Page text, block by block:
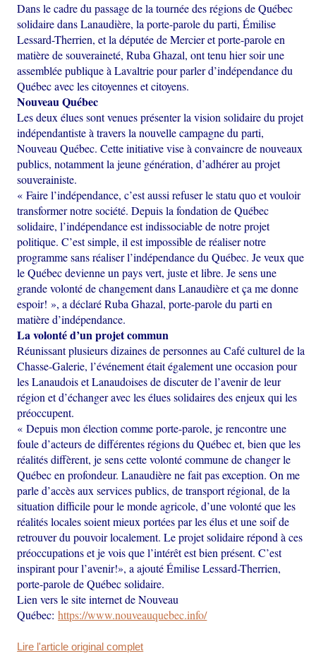
Dans le cadre du passage de la tournée des régions de Québec
solidaire dans Lanaudière, la porte-parole du parti, Émilise
Lessard-Therrien, et la députée de Mercier et porte-parole en
matière de souveraineté, Ruba Ghazal, ont tenu hier soir une
assemblée publique à Lavaltrie pour parler d’indépendance du
Québec avec les citoyennes et citoyens.
Nouveau Québec
Les deux élues sont venues présenter la vision solidaire du projet
indépendantiste à travers la nouvelle campagne du parti,
Nouveau Québec. Cette initiative vise à convaincre de nouveaux
publics, notamment la jeune génération, d’adhérer au projet
souverainiste.
« Faire l’indépendance, c’est aussi refuser le statu quo et vouloir
transformer notre société. Depuis la fondation de Québec
solidaire, l’indépendance est indissociable de notre projet
politique. C’est simple, il est impossible de réaliser notre
programme sans réaliser l’indépendance du Québec. Je veux que
le Québec devienne un pays vert, juste et libre. Je sens une
grande volonté de changement dans Lanaudière et ça me donne
espoir! », a déclaré Ruba Ghazal, porte-parole du parti en
matière d’indépendance.
La volonté d’un projet commun
Réunissant plusieurs dizaines de personnes au Café culturel de la
Chasse-Galerie, l’événement était également une occasion pour
les Lanaudois et Lanaudoises de discuter de l’avenir de leur
région et d’échanger avec les élues solidaires des enjeux qui les
préoccupent.
« Depuis mon élection comme porte-parole, je rencontre une
foule d’acteurs de différentes régions du Québec et, bien que les
réalités diffèrent, je sens cette volonté commune de changer le
Québec en profondeur. Lanaudière ne fait pas exception. On me
parle d’accès aux services publics, de transport régional, de la
situation difficile pour le monde agricole, d’une volonté que les
réalités locales soient mieux portées par les élus et une soif de
retrouver du pouvoir localement. Le projet solidaire répond à ces
préoccupations et je vois que l’intérêt est bien présent. C’est
inspirant pour l’avenir!», a ajouté Émilise Lessard-Therrien,
porte-parole de Québec solidaire.
Lien vers le site internet de Nouveau
Québec:https://www.nouveauquebec.info/
Lire l'article original complet